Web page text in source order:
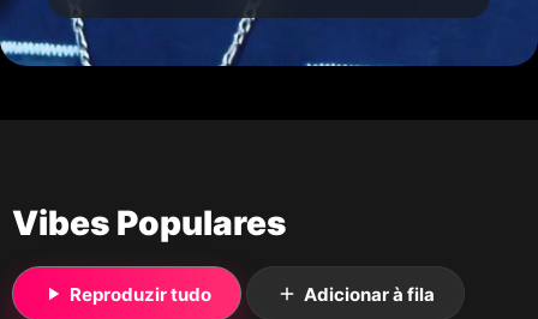
Vibes Populares
Reproduzir tudo Adicionar à fila